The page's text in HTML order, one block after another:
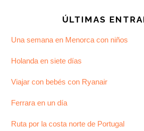
ÚLTIMAS
Una semana en Menorca con niños
Holanda en siete días
Viajar con bebés con Ryanair
Ferrara en un día
Ruta por la costa norte de Portugal